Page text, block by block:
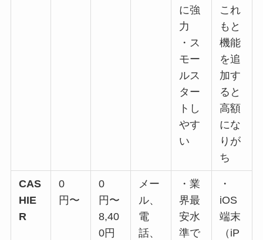
に強
力
・ス
モー
ルス
ター
トし
やす
い
これ
もと
機能
を追
加す
ると
高額
にな
りが
ち
CAS
HIE
R
0
円〜
0
円〜
8,40
0円
メー
ル、
電
話、
・業
界最
安水
準で
・
iOS
端末
（iP